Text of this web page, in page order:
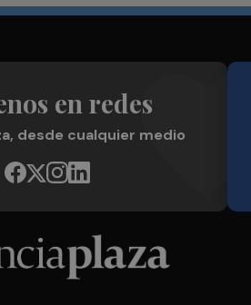
en redes
desde cualquier medio